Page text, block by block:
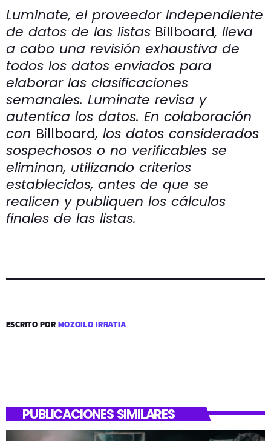
Luminate, el proveedor independiente
de datos de las listas Billboard, lleva
a cabo una revisión exhaustiva de
todos los datos enviados para
elaborar las clasificaciones
semanales. Luminate revisa y
autentica los datos. En colaboración
con Billboard, los datos considerados
sospechosos o no verificables se
eliminan, utilizando criterios
establecidos, antes de que se
realicen y publiquen los cálculos
finales de las listas.
ESCRITO PORMOZOILO IRRATIA
PUBLICACIONES SIMILARES